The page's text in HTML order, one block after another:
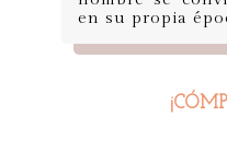
en su propia